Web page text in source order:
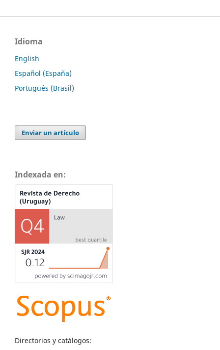
Idioma
English
Español (España)
Português (Brasil)
Enviar un artículo
Indexada en:
Directorios y catálogos: